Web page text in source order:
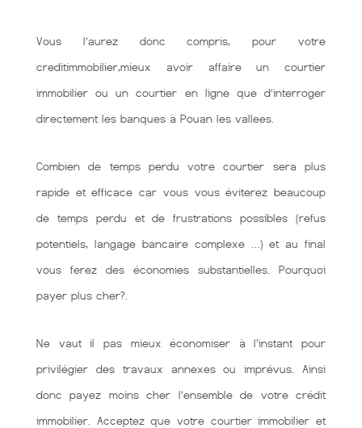
Vous l’aurez donc compris, pour votre
creditimmobilier,mieux avoir affaire un courtier
immobilier ou un courtier en ligne que d’interroger
directement les banques à Pouan les vallees.
Combien de temps perdu votre courtier sera plus
rapide et efficace car vous vous éviterez beaucoup
de temps perdu et de frustrations possibles (refus
potentiels, langage bancaire complexe …) et au final
vous ferez des économies substantielles. Pourquoi
payer plus cher?.
Ne vaut il pas mieux économiser à l'instant pour
privilégier des travaux annexes ou imprévus. Ainsi
donc payez moins cher l’ensemble de votre crédit
immobilier. Acceptez que votre courtier immobilier et